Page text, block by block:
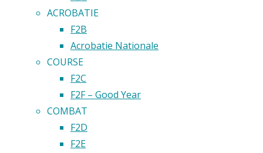
ACROBATIE
F2B
Acrobatie Nationale
COURSE
F2C
F2F – Good Year
COMBAT
F2D
F2E